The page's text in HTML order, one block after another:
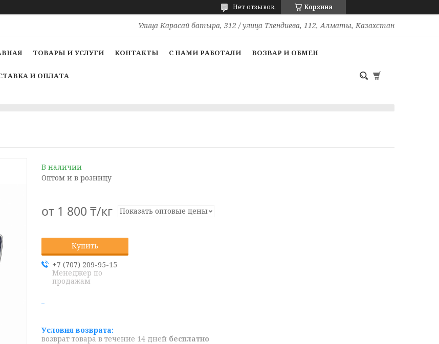
Корзина
Нет отзывов,
Улица Карасай батыра, 312 / улица Тлендиева, 112, Алматы, Казахстан
ТОВАРЫ И УСЛУГИ КОНТАКТЫ С НАМИ РАБОТАЛИ ВОЗВАР И ОБМЕН
И ОПЛАТА
В наличии
Оптом и в розницу
от 1 800 ₸/кг Показать оптовые цены
Купить
+7 (707) 209-95-15
Менеджер по
продажам
возврат товара в течение 14 дней бесплатно